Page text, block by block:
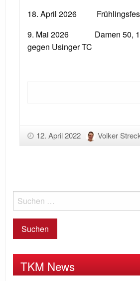
18. April 2026
9. Mai 2026 Damen 50, 1.
gegen Usinger TC
12. April 2022 Volker
TKM News